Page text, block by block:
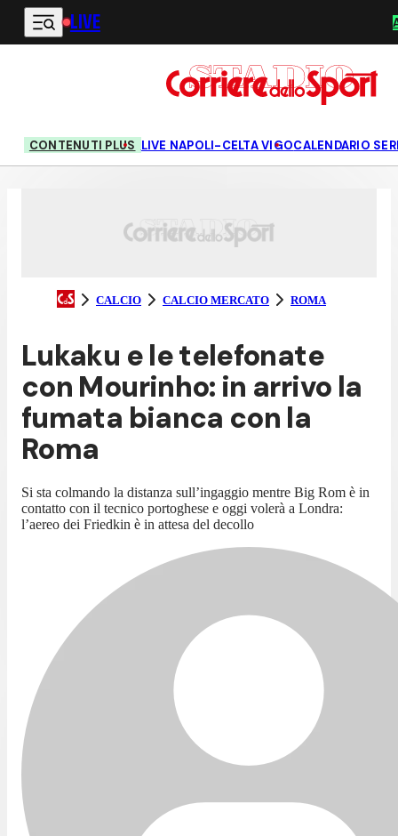
Vai al contenuto principale
LIVE
CONTENUTI PLUS LIVE NAPOLI-CELTA VIGOCALENDARIO
CALCIO CALCIO MERCATO ROMA
Lukaku e le telefonate
con Mourinho: in arrivo la
fumata bianca con la
Roma
Si sta colmando la distanza sull’ingaggio mentre Big Rom è in
contatto con il tecnico portoghese e oggi volerà a Londra:
l’aereo dei Friedkin è in attesa del decollo